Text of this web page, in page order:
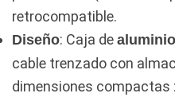
retrocompatible.
Diseño: Caja de
cable trenzado con
dimensiones compactas